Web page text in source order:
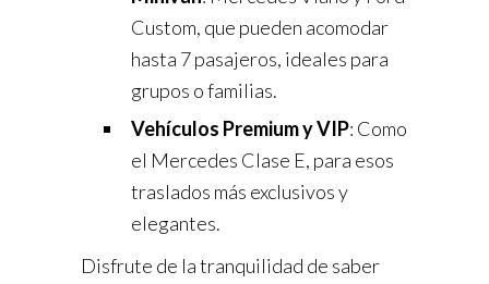
Custom, que pueden acomodar
hasta 7 pasajeros, ideales para
grupos o familias.
Vehículos Premium y VIP: Como
el Mercedes Clase E, para esos
traslados más exclusivos y
elegantes.
Disfrute de la tranquilidad de saber